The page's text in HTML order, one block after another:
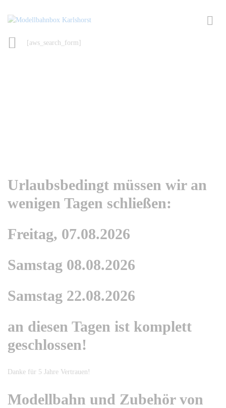
[aws_search_form]
Urlaubsbedingt müssen wir an
wenigen Tagen schließen:
Freitag, 07.08.2026
Samstag 08.08.2026
Samstag 22.08.2026
an diesen Tagen ist komplett
geschlossen!
Danke für 5 Jahre Vertrauen!
Modellbahn und Zubehör von